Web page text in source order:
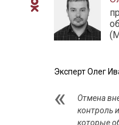
Эксперт Олег
Отмена
контроль
которые